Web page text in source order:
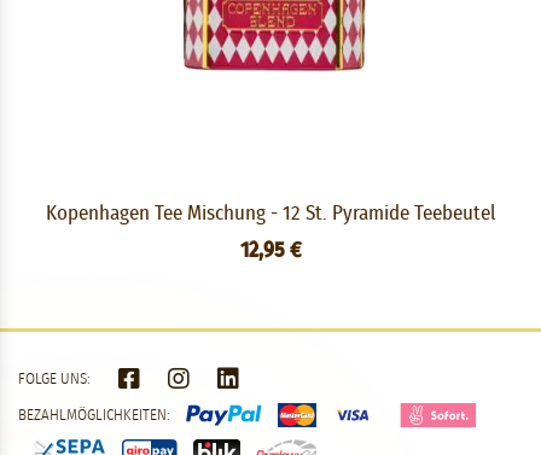
Kopenhagen Tee Mischung - 12 St. Pyramide Teebeutel
12,95 €
FOLGE UNS:
BEZAHLMÖGLICHKEITEN: